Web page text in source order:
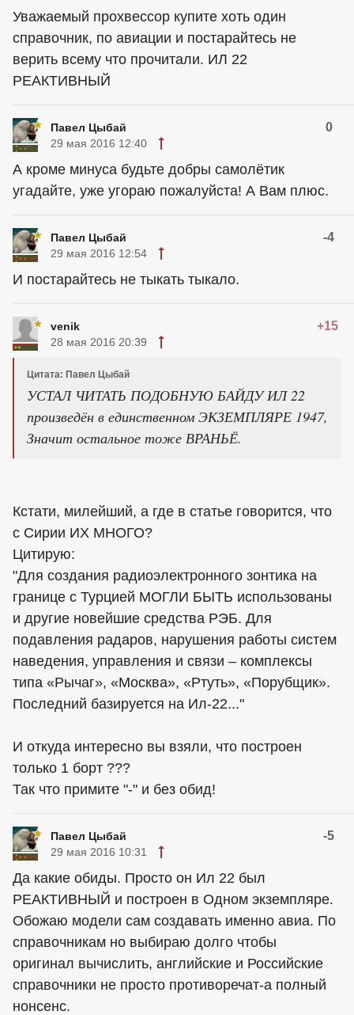
Уважаемый прохвессор купите хоть один
справочник, по авиации и постарайтесь не
верить всему что прочитали. ИЛ 22
РЕАКТИВНЫЙ
Павел Цыбай 0
29 мая 2016 12:40
А кроме минуса будьте добры самолётик
угадайте, уже угораю пожалуйста! А Вам плюс.
Павел Цыбай -4
29 мая 2016 12:54
И постарайтесь не тыкать тыкало.
venik +15
28 мая 2016 20:39
Цитата: Павел Цыбай
УСТАЛ ЧИТАТЬ ПОДОБНУЮ БАЙДУ ИЛ 22
произведён в единственном ЭКЗЕМПЛЯРЕ 1947,
Значит остальное тоже ВРАНЬЁ.
Кстати, милейший, а где в статье говорится, что
с Сирии ИХ МНОГО?
Цитирую:
"Для создания радиоэлектронного зонтика на
границе с Турцией МОГЛИ БЫТЬ использованы
и другие новейшие средства РЭБ. Для
подавления радаров, нарушения работы систем
наведения, управления и связи – комплексы
типа «Рычаг», «Москва», «Ртуть», «Порубщик».
Последний базируется на Ил-22..."
И откуда интересно вы взяли, что построен
только 1 борт ???
Так что примите "-" и без обид!
Павел Цыбай -5
29 мая 2016 10:31
Да какие обиды. Просто он Ил 22 был
РЕАКТИВНЫЙ и построен в Одном экземпляре.
Обожаю модели сам создавать именно авиа. По
справочникам но выбираю долго чтобы
оригинал вычислить, английские и Российские
справочники не просто противоречат-а полный
нонсенс.